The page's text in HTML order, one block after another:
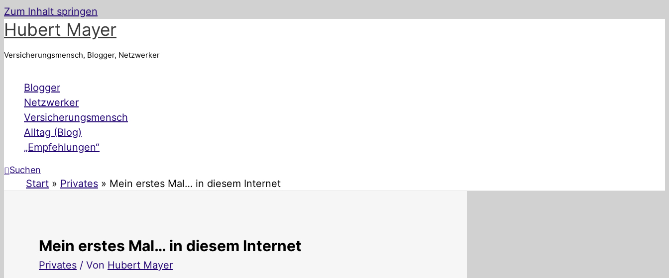
Zum Inhalt springen
Hubert Mayer
Versicherungsmensch, Blogger, Netzwerker
Blogger
Netzwerker
Versicherungsmensch
Alltag (Blog)
„Empfehlungen“
Suchen
Start Privates Mein erstes Mal… in diesem Internet
Mein erstes Mal… in diesem Internet
Privates / Von Hubert Mayer